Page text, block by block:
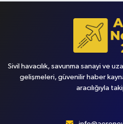
Sivil havacılık, savunma sanayi ve
gelişmeleri, güvenilir haber
aracılığıyla